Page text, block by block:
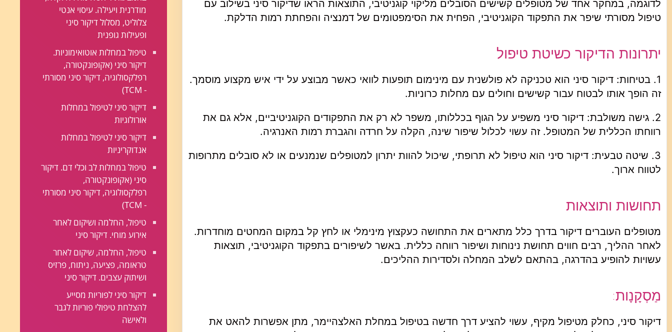
לדוגמה, במחקר אחד של מטופלים קשישים הסובלים מליקוי קוגניטיבי, התוצאות הראו שדיקור סיני בשילוב עם
טיפול מסורתי שיפר את התפקוד הקוגניטיבי, הפחית את הסימפטומים של דמנציה והפחתת רמות הדלקת.
יתרונות הדיקור כשיטת טיפול
1. בטיחות: דיקור סיני הוא טכניקה לא פולשנית עם מינימום תופעות לוואי כאשר מבוצע על ידי איש מקצוע מוסמך.
זה הופך אותו לבטוח עבור קשישים וחולים עם מחלות כרוניות.
2. גישה משולבת: דיקור סיני משפיע על הגוף בכללותו, משפר לא רק את התפקודים הקוגניטיביים, אלא גם את
רווחתו הכללית של המטופל. זה עשוי לכלול שיפור שינה, הקלה על חרדה והגברת רמות האנרגיה.
3. שיטה טבעית: דיקור סיני הוא טיפול לא תרופתי, שיכול להוות יתרון למטופלים שנמנעים או לא סובלים מתרופות
לטווח ארוך.
תחושות ותוצאות
מטופלים העוברים דיקור בדרך כלל מתארים את התחושה כעקצוץ מינימלי או לחץ קל במקום המחטים מוחדרות.
לאחר ההליך, רבים חווים תחושת נינוחות ושיפור רווחה כללית. באשר לשיפורים בתפקוד הקוגניטיבי, תוצאות
עשויות להופיע בהדרגה, בהתאם לשלב המחלה ולסדירות ההליכים.
מַסְקָנָות:
דיקור סיני, כחלק מטיפול מקיף, עשוי להציע דרך חדשה בטיפול במחלת האלצהיימר, מתן אפשרות להאט את
מודרנית ויעילה. עיסוי אנטי
צלוליט, מסלול דיקור סיני
ופעילות גופנית
טיפול במחלות אוטואימוניות.
דיקור סיני (אקופונקטורה,
רפלקסולוגיה, דיקור סיני מסורתי
- TCM)
דיקור סיני לטיפול במחלות
אורולוגיות
דיקור סיני לטיפול במחלות
אנדוקריניות
טיפול במחלות לב וכלי דם. דיקור
סיני (אקופונקטורה,
רפלקסולוגיה, דיקור סיני מסורתי
- TCM)
טיפול, החלמה ושיקום לאחר
אירוע מוחי. דיקור סיני
טיפול, החלמה, שיקום לאחר
טראומה, פציעה, ניתוח, פרזיס
ושיתוק עצבים. דיקור סיני
דיקור סיני לפוריות מסייע
להצלחת טיפולי פוריות לגבר
ולאישה